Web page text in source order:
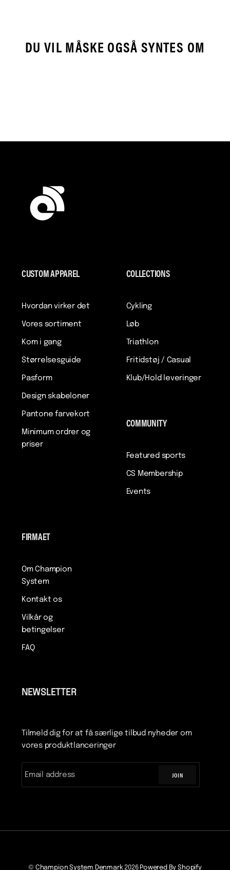
DU VIL MÅSKE OGSÅ SYNTES OM
CUSTOM APPAREL
Hvordan virker det
Vores sortiment
Kom i gang
Størrelsesguide
Pasform
Design skabeloner
Pantone farvekort
Minimum ordrer og
priser
COLLECTIONS
Cykling
Løb
Triathlon
Fritidstøj / Casual
Klub/Hold leveringer
COMMUNITY
Featured sports
CS Membership
Events
FIRMAET
Om Champion
System
Kontakt os
Vilkår og
betingelser
FAQ
NEWSLETTER
Tilmeld dig for at få særlige tilbud nyheder om
vores produktlanceringer
JOIN
© Champion System Denmark2026 Powered By Shopify